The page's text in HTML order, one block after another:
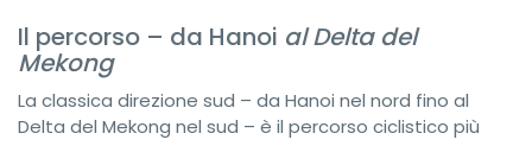
Il percorso – da Hanoi al Delta del
Mekong
La classica direzione sud – da Hanoi nel nord fino al
Delta del Mekong nel sud – è il percorso ciclistico più